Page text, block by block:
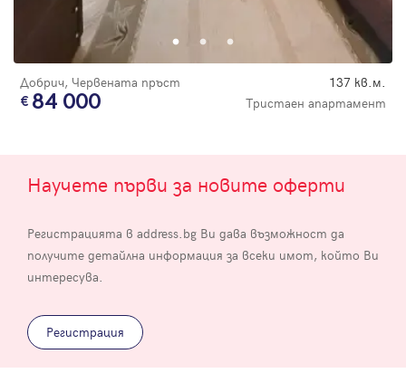
Добрич, Червената пръст 137 кв.м.
84 000 Тристаен апартамент
Научете първи за новите оферти
Регистрацията в address.bg Ви дава възможност да
получите детайлна информация за всеки имот, който Ви
интересува.
Регистрация